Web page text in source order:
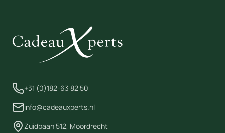
+31 (0)182-63 82 50
info@cadeauxperts.nl
Zuidbaan 512, Moordrecht